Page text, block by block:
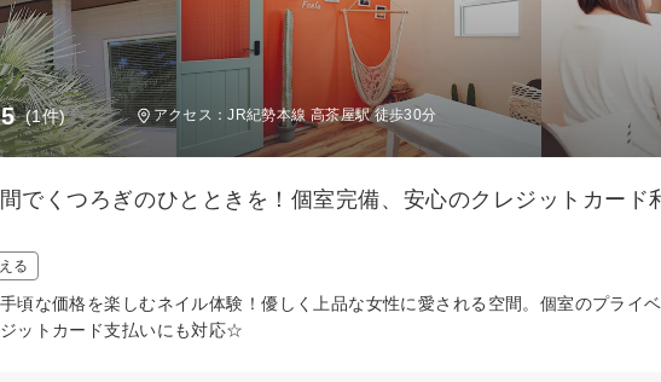
(1件) アクセス：JR紀勢本線 高茶屋駅 徒歩30分
でくつろぎのひとときを！個室完備、安心のクレジットカード
る
頃な価格を楽しむネイル体験！優しく上品な女性に愛される空間。個室のプライ
ットカード支払いにも対応☆